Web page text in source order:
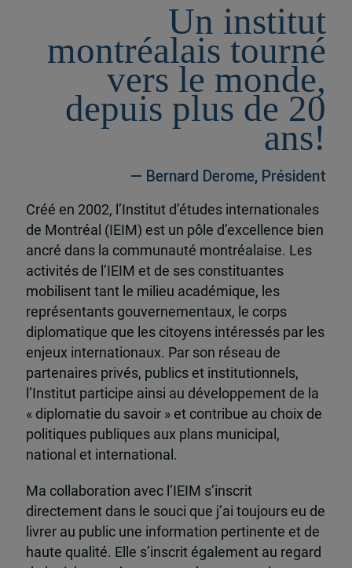
Un institut
montréalais tourné
vers le monde,
depuis plus de 20
ans!
— Bernard Derome, Président
Créé en 2002, l’Institut d’études internationales
de Montréal (IEIM) est un pôle d’excellence bien
ancré dans la communauté montréalaise. Les
activités de l’IEIM et de ses constituantes
mobilisent tant le milieu académique, les
représentants gouvernementaux, le corps
diplomatique que les citoyens intéressés par les
enjeux internationaux. Par son réseau de
partenaires privés, publics et institutionnels,
l’Institut participe ainsi au développement de la
« diplomatie du savoir » et contribue au choix de
politiques publiques aux plans municipal,
national et international.
Ma collaboration avec l’IEIM s’inscrit
directement dans le souci que j’ai toujours eu de
livrer au public une information pertinente et de
haute qualité. Elle s’inscrit également au regard